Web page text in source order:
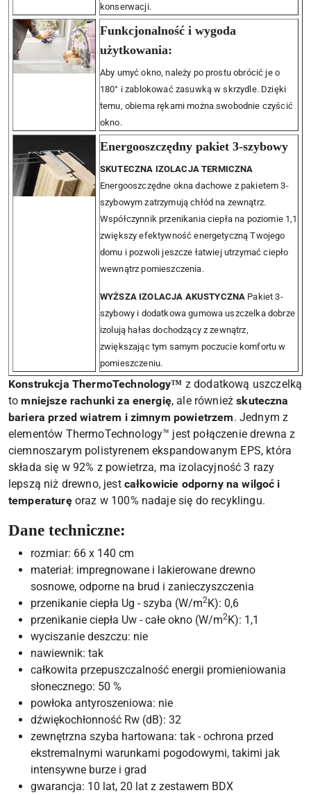
konserwacji.
Funkcjonalność i wygoda
użytkowania:
Aby umyć okno, należy po prostu obrócić je o
180° i zablokować zasuwką w skrzydle. Dzięki
temu, obiema rękami można swobodnie czyścić
okno.
Energooszczędny pakiet 3-szybowy
SKUTECZNA IZOLACJA TERMICZNA
Energooszczędne okna dachowe z pakietem 3-
szybowym zatrzymują chłód na zewnątrz.
Współczynnik przenikania ciepła na poziomie 1,1
zwiększy efektywność energetyczną Twojego
domu i pozwoli jeszcze łatwiej utrzymać ciepło
wewnątrz pomieszczenia.
WYŻSZA IZOLACJA AKUSTYCZNA Pakiet 3-
szybowy i dodatkowa gumowa uszczelka dobrze
izolują hałas dochodzący z zewnątrz,
zwiększając tym samym poczucie komfortu w
pomieszczeniu.
Konstrukcja ThermoTechnology™ z dodatkową uszczelką
tomniejsze rachunki za energię, ale równieżskuteczna
bariera przed wiatrem i zimnym powietrzem. Jednym z
elementów ThermoTechnology™ jest połączenie drewna z
ciemnoszarym polistyrenem ekspandowanym EPS, która
składa się w 92% z powietrza, ma izolacyjność 3 razy
lepszą niż drewno, jest całkowicie odporny na wilgoć i
temperaturęoraz w 100% nadaje się do recyklingu.
Dane techniczne:
rozmiar: 66 x 140 cm
materiał: impregnowane i lakierowane drewno
sosnowe, odporne na brud i zanieczyszczenia
przenikanie ciepła Ug - szyba (W/m2K): 0,6
przenikanie ciepła Uw - całe okno (W/m2K): 1,1
wyciszanie deszczu: nie
nawiewnik: tak
całkowita przepuszczalność energii promieniowania
słonecznego: 50 %
powłoka antyroszeniowa: nie
dźwiękochłonność Rw (dB): 32
zewnętrzna szyba hartowana: tak - ochrona przed
ekstremalnymi warunkami pogodowymi, takimi jak
intensywne burze i grad
gwarancja: 10 lat, 20 lat z zestawem BDX